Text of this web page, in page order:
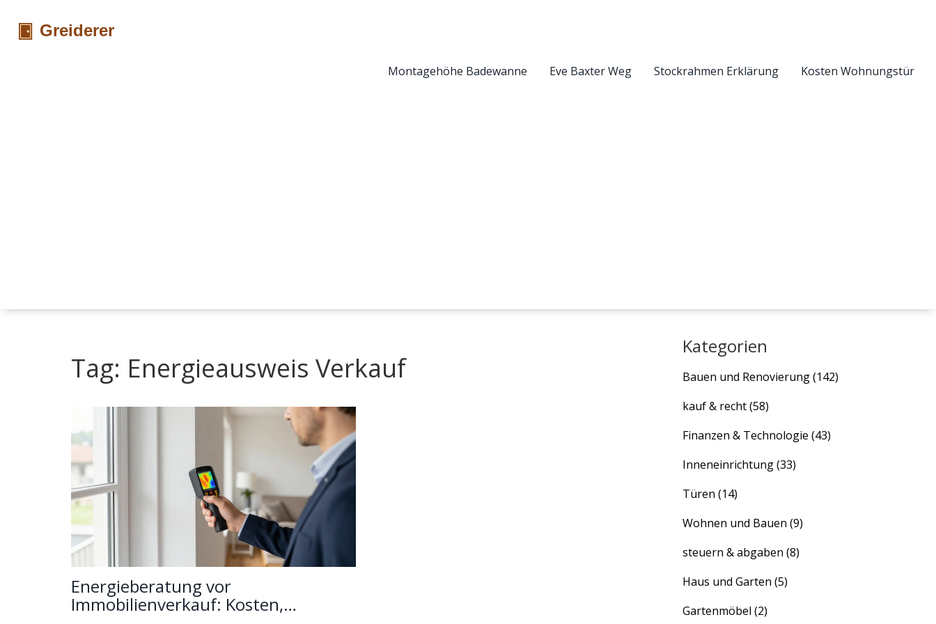
Montagehöhe Badewanne Eve Baxter Weg Stockrahmen Erklärung Kosten Wohnungstür
Tag: Energieausweis Verkauf
Energieberatung vor
Immobilienverkauf: Kosten,
Kategorien
Bauen und Renovierung(142)
kauf & recht(58)
Finanzen & Technologie (43)
Inneneinrichtung(33)
Türen (14)
Wohnen und Bauen (9)
steuern & abgaben (8)
Haus und Garten (5)
Gartenmöbel (2)